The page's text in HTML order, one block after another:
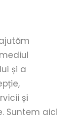
și a
și
Suntem aici